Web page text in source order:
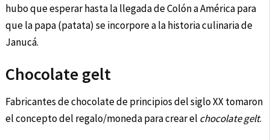
hubo que esperar hasta la llegada de Colón a América para
que la papa (patata) se incorpore a la historia culinaria de
Janucá.
Chocolate gelt
Fabricantes de chocolate de principios del siglo XX tomaron
el concepto del regalo/moneda para crear el chocolate gelt.